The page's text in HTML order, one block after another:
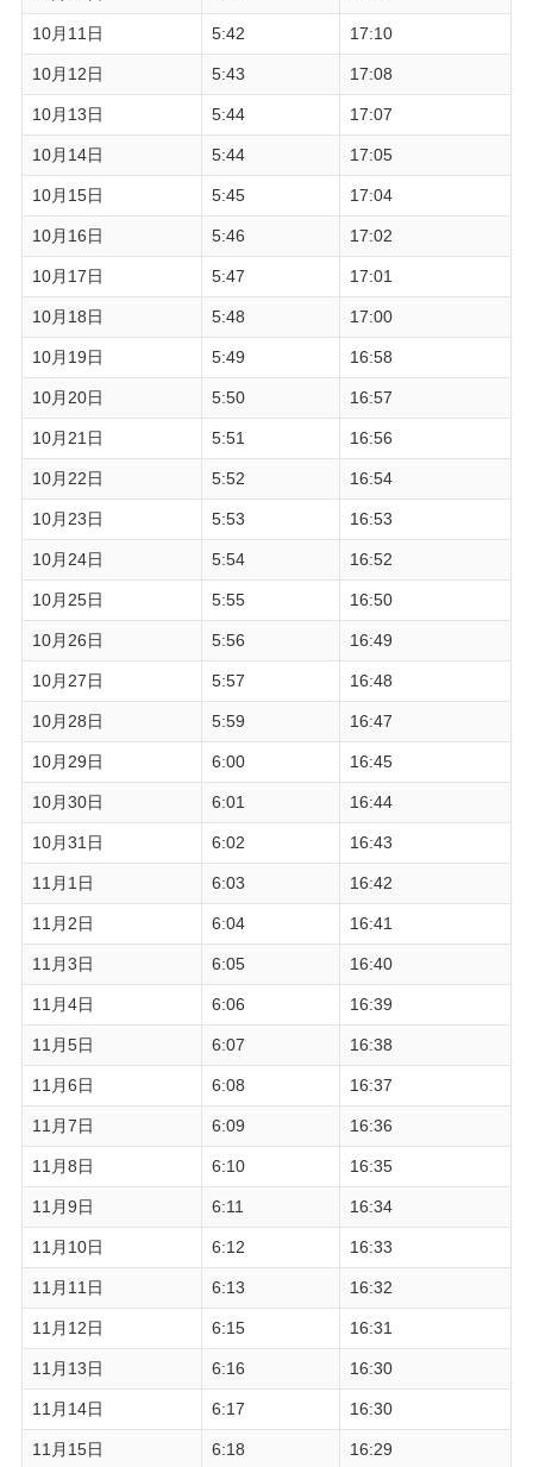
10月11日 5:42 17:10
10月12日 5:43 17:08
10月13日 5:44 17:07
10月14日 5:44 17:05
10月15日 5:45 17:04
10月16日 5:46 17:02
10月17日 5:47 17:01
10月18日 5:48 17:00
10月19日 5:49 16:58
10月20日 5:50 16:57
10月21日 5:51 16:56
10月22日 5:52 16:54
10月23日 5:53 16:53
10月24日 5:54 16:52
10月25日 5:55 16:50
10月26日 5:56 16:49
10月27日 5:57 16:48
10月28日 5:59 16:47
10月29日 6:00 16:45
10月30日 6:01 16:44
10月31日 6:02 16:43
11月1日 6:03 16:42
11月2日 6:04 16:41
11月3日 6:05 16:40
11月4日 6:06 16:39
11月5日 6:07 16:38
11月6日 6:08 16:37
11月7日 6:09 16:36
11月8日 6:10 16:35
11月9日 6:11 16:34
11月10日 6:12 16:33
11月11日 6:13 16:32
11月12日 6:15 16:31
11月13日 6:16 16:30
11月14日 6:17 16:30
11月15日 6:18 16:29